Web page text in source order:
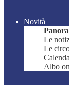
Novità
Le
Le
Albo